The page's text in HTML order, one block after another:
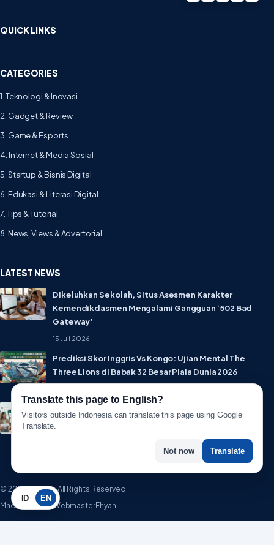
QUICK LINKS
CATEGORIES
1. Teknologi & Inovasi
2. Gadget & Review
3. Game & Esports
4. Internet & Media Sosial
5. Startup & Bisnis Digital
6. Edukasi & Literasi Digital
7. Tips & Tutorial
8. News, Views & Advertorial
LATEST NEWS
Dikeluhkan Sekolah, Situs Asesmen Karakter
Kemendikdasmen Mengalami Gangguan ‘502 Bad
Gateway’
15 Juli 2026
Prediksi Skor Inggris Vs Kongo: Ujian Mental The
Three Lions di Babak 32 Besar Piala Dunia 2026
© 2026 WartaIT. All Rights Reserved.
Made with ♥ by WebmasterFhyan
ID EN
Translate this page to English?
Visitors outside Indonesia can translate this page using Google
Translate.
Not now Translate